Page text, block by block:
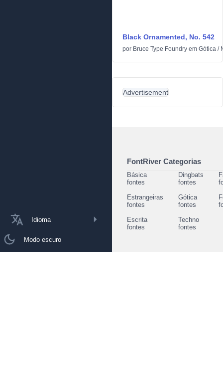
Idioma
Modo escuro
Black Ornamented, No. 542
por Bruce Type Foundry em Gótica /
Advertisement
FontRiver Categorias
Básica
fontes
Dingbats
fontes
Estrangeiras
fontes
Gótica
fontes
Escrita
fontes
Techno
fontes